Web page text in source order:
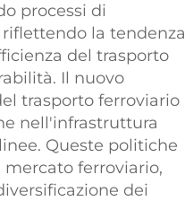
processi di
la tendenza
del trasporto
Il nuovo
trasporto ferroviario
nell'infrastruttura
Queste politiche
ferroviario,
dei